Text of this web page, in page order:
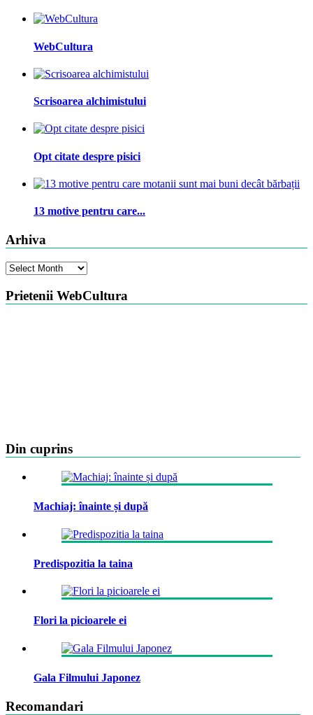
WebCultura
Scrisoarea alchimistului
Opt citate despre pisici
13 motive pentru care...
Arhiva
Arhiva
Prietenii WebCultura
Din cuprins
Machiaj: înainte și după
Predispozitia la taina
Flori la picioarele ei
Gala Filmului Japonez
Recomandari